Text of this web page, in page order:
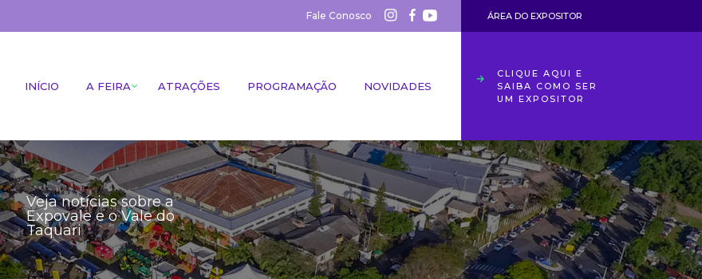
Fale Conosco ÁREA DO EXPOSITOR
INÍCIO A FEIRA ATRAÇÕES PROGRAMAÇÃO NOVIDADES
CLIQUE AQUI E
SAIBA COMO SER
UM EXPOSITOR
Veja notícias sobre a
Expovale e o Vale do
Taquari